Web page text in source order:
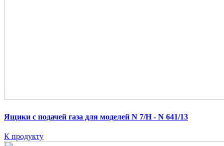
Ящики с подачей газа для моделей N 7/H - N 641/13
К продукту